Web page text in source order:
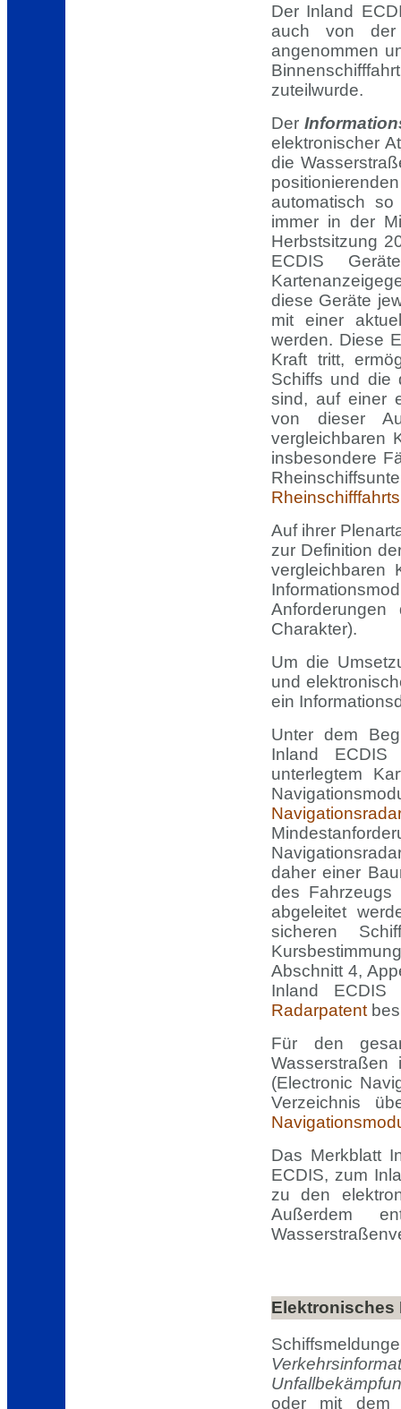
Der Inland
auch von der
angenommen
zuteilwurde.
Der
elektronischer
die
automatisch
immer in der
Herbstsitzung
ECDIS
diese Geräte
mit einer
werden. Diese
Kraft tritt,
Schiffs und die
sind, auf einer
von dieser
vergleichbaren
insbesondere
Auf ihrer
zur Definition
vergleichbaren
Charakter).
Um die
und
ein
Unter dem
Inland
unterlegtem
daher einer
des Fahrzeugs
abgeleitet
sicheren
Abschnitt 4,
Inland ECDIS
Radarpatent
Für den
Wasserstraßen
(Electronic
Verzeichnis
Das Merkblatt
ECDIS, zum
zu den
Außerdem
Elektronisches
oder mit dem